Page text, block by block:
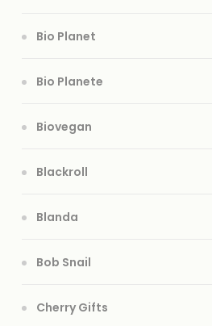
Bio Planet
Bio Planete
Biovegan
Blackroll
Blanda
Bob Snail
Cherry Gifts